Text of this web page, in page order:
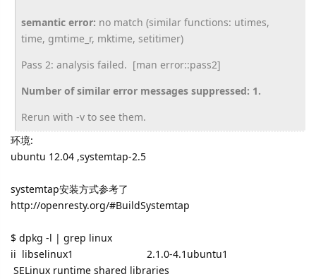
semantic error: no match (similar functions: utimes,
time, gmtime_r, mktime, setitimer)
Pass 2: analysis failed. [man error::pass2]
Number of similar error messages suppressed: 1.
Rerun with -v to see them.
环境:
ubuntu 12.04 ,systemtap-2.5
systemtap安装方式参考了
http://openresty.org/#BuildSystemtap
$ dpkg -l | grep linux
ii libselinux1 2.1.0-4.1ubuntu1
SELinux runtime shared libraries